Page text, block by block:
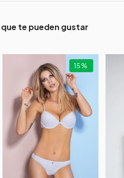
te pueden gustar
15%